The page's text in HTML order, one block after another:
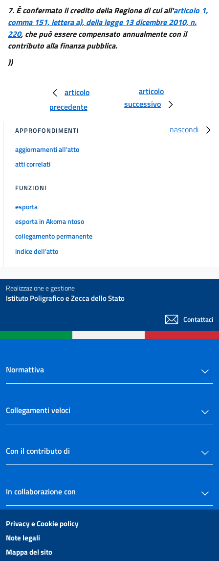
7. È confermato il credito della Regione di cui all'articolo 1,
comma 151, lettera a), della legge 13 dicembre 2010, n.
220, che può essere compensato annualmente con il
contributo alla finanza pubblica.
))
articolo
precedente
articolo
successivo
nascondi
APPROFONDIMENTI
aggiornamenti all'atto
atti correlati
FUNZIONI
esporta
esporta in Akoma ntoso
collegamento permanente
indice dell'atto
Realizzazione e gestione
Istituto Poligrafico e Zecca dello Stato
Contattaci
Normattiva
Collegamenti veloci
Con il contributo di
In collaborazione con
Privacy e Cookie policy
Note legali
Mappa del sito